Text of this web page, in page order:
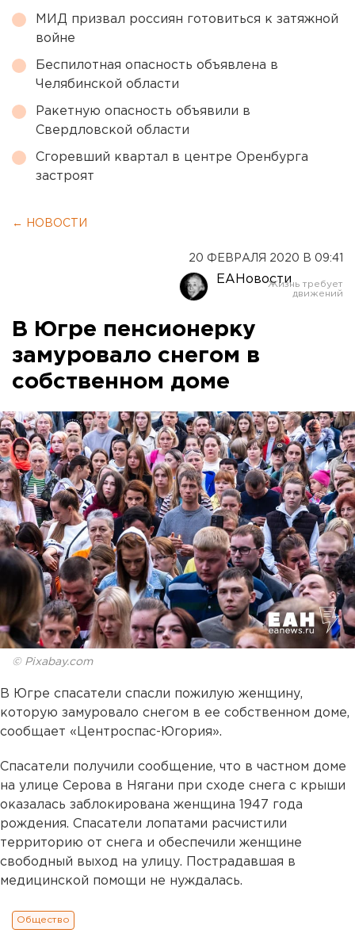
МИД призвал россиян готовиться к затяжной
войне
Беспилотная опасность объявлена в
Челябинской области
Ракетную опасность объявили в
Свердловской области
Сгоревший квартал в центре Оренбурга
застроят
← НОВОСТИ
20 ФЕВРАЛЯ 2020 В 09:41
ЕАНовости
В Югре пенсионерку
замуровало снегом в
собственном доме
© Pixabay.com
В Югре спасатели спасли пожилую женщину,
которую замуровало снегом в ее собственном доме,
сообщает «Центроспас-Югория».
Спасатели получили сообщение, что в частном доме
на улице Серова в Нягани при сходе снега с крыши
оказалась заблокирована женщина 1947 года
рождения. Спасатели лопатами расчистили
территорию от снега и обеспечили женщине
свободный выход на улицу. Пострадавшая в
медицинской помощи не нуждалась.
Общество